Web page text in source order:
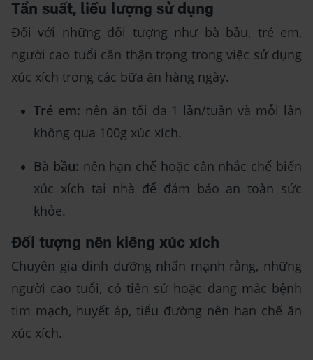
Tần suất, liều lượng sử dụng
Đối với những đối tượng như bà bầu, trẻ em,
người cao tuổi cần thận trọng trong việc sử dụng
xúc xích trong các bữa ăn hàng ngày.
Trẻ em: nên ăn tối đa 1 lần/tuần và mỗi lần
không qua 100g xúc xích.
Bà bầu: nên hạn chế hoặc cân nhắc chế biến
xúc xích tại nhà để đảm bảo an toàn sức
khỏe.
Đối tượng nên kiêng xúc xích
Chuyên gia dinh dưỡng nhấn mạnh rằng, những
người cao tuổi, có tiền sử hoặc đang mắc bệnh
tim mạch, huyết áp, tiểu đường nên hạn chế ăn
xúc xích.